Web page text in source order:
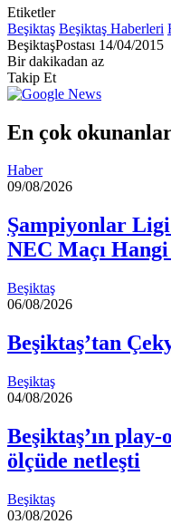
Etiketler
Beşiktaş Beşiktaş Haberleri
BeşiktaşPostası Bir
e-
göndermek
14/04/2015
Bir dakikadan az
Takip Et
En çok
Haber
09/08/2026
Şampiyonlar
NEC Maçı
Beşiktaş
06/08/2026
Beşiktaş’tan
Beşiktaş
04/08/2026
Beşiktaş’ın
ölçüde netleşti
Beşiktaş
03/08/2026